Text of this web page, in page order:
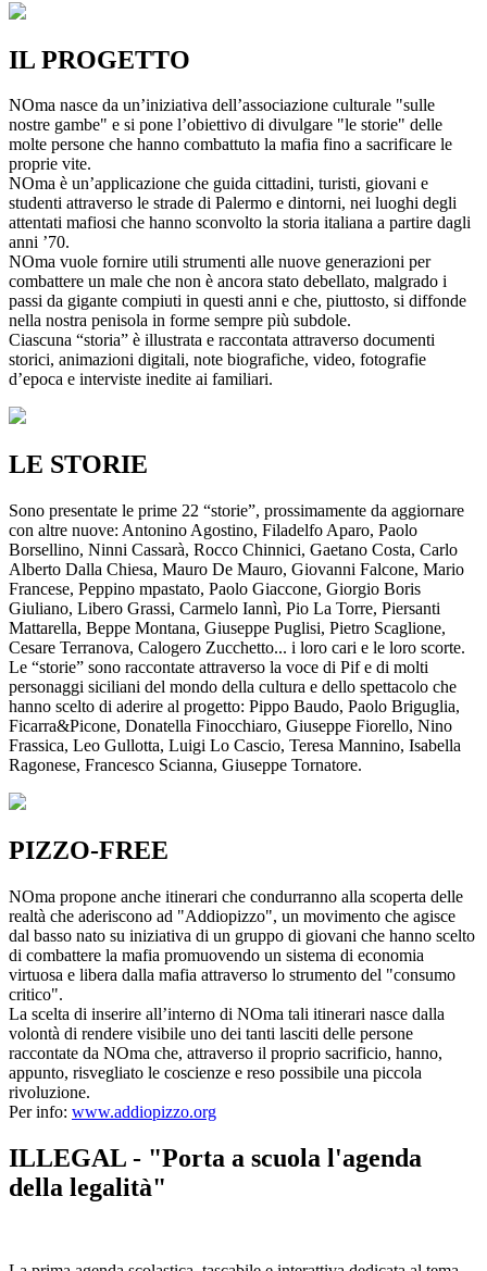
IL PROGETTO
NOma nasce da un’iniziativa dell’associazione culturale "sulle
nostre gambe" e si pone l’obiettivo di divulgare "le storie" delle
molte persone che hanno combattuto la mafia fino a sacrificare le
proprie vite.
NOma è un’applicazione che guida cittadini, turisti, giovani e
studenti attraverso le strade di Palermo e dintorni, nei luoghi degli
attentati mafiosi che hanno sconvolto la storia italiana a partire dagli
anni ’70.
NOma vuole fornire utili strumenti alle nuove generazioni per
combattere un male che non è ancora stato debellato, malgrado i
passi da gigante compiuti in questi anni e che, piuttosto, si diffonde
nella nostra penisola in forme sempre più subdole.
Ciascuna “storia” è illustrata e raccontata attraverso documenti
storici, animazioni digitali, note biografiche, video, fotografie
d’epoca e interviste inedite ai familiari.
LE STORIE
Sono presentate le prime 22 “storie”, prossimamente da aggiornare
con altre nuove: Antonino Agostino, Filadelfo Aparo, Paolo
Borsellino, Ninni Cassarà, Rocco Chinnici, Gaetano Costa, Carlo
Alberto Dalla Chiesa, Mauro De Mauro, Giovanni Falcone, Mario
Francese, Peppino mpastato, Paolo Giaccone, Giorgio Boris
Giuliano, Libero Grassi, Carmelo Iannì, Pio La Torre, Piersanti
Mattarella, Beppe Montana, Giuseppe Puglisi, Pietro Scaglione,
Cesare Terranova, Calogero Zucchetto... i loro cari e le loro scorte.
Le “storie” sono raccontate attraverso la voce di Pif e di molti
personaggi siciliani del mondo della cultura e dello spettacolo che
hanno scelto di aderire al progetto: Pippo Baudo, Paolo Briguglia,
Ficarra&Picone, Donatella Finocchiaro, Giuseppe Fiorello, Nino
Frassica, Leo Gullotta, Luigi Lo Cascio, Teresa Mannino, Isabella
Ragonese, Francesco Scianna, Giuseppe Tornatore.
PIZZO-FREE
NOma propone anche itinerari che condurranno alla scoperta delle
realtà che aderiscono ad "Addiopizzo", un movimento che agisce
dal basso nato su iniziativa di un gruppo di giovani che hanno scelto
di combattere la mafia promuovendo un sistema di economia
virtuosa e libera dalla mafia attraverso lo strumento del "consumo
critico".
La scelta di inserire all’interno di NOma tali itinerari nasce dalla
volontà di rendere visibile uno dei tanti lasciti delle persone
raccontate da NOma che, attraverso il proprio sacrificio, hanno,
appunto, risvegliato le coscienze e reso possibile una piccola
rivoluzione.
Per info: www.addiopizzo.org
ILLEGAL - "Porta a scuola l'agenda
della legalità"